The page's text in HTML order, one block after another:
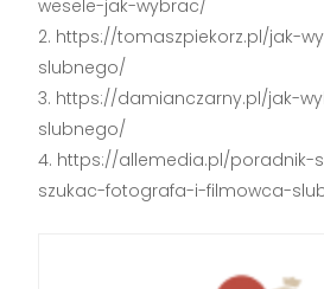
wesele-jak-wybrac/
https://tomaszpiekorz.pl/jak-
slubnego/
https://damianczarny.pl/jak-
slubnego/
https://allemedia.pl/poradnik-
szukac-fotografa-i-filmowca-